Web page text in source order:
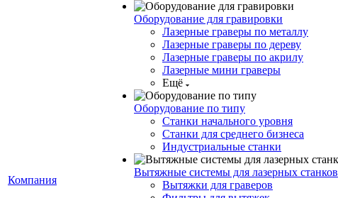
Компания
Оборудование для гравировки
Лазерные граверы по металлу
Лазерные граверы по дереву
Лазерные граверы по акрилу
Лазерные мини граверы
Ещё
Оборудование по типу
Cтанки начального уровня
Станки для среднего бизнеса
Индустриальные станки
Вытяжные системы для лазерных станков
Вытяжки для граверов